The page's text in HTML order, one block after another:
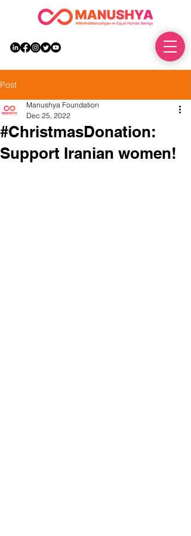
Post
#ChristmasDonation:
Support Iranian women!
Manushya Foundation
Dec 25, 2022